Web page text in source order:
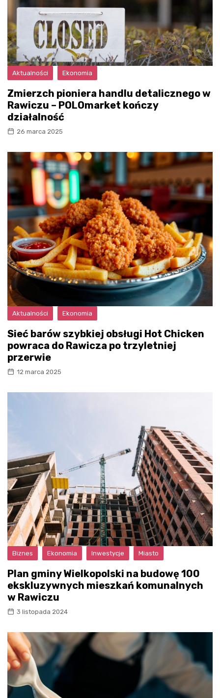
Aktualności Ekonomia
Zmierzch pioniera handlu detalicznego w
Rawiczu – POLOmarket kończy
działalność
26 marca 2025
Aktualności Ekonomia
Sieć barów szybkiej obsługi Hot Chicken
powraca do Rawicza po trzyletniej
przerwie
12 marca 2025
Biznes Ekonomia Inwestycje Miasto
Plan gminy Wielkopolski na budowę 100
ekskluzywnych mieszkań komunalnych
w Rawiczu
3 listopada 2024